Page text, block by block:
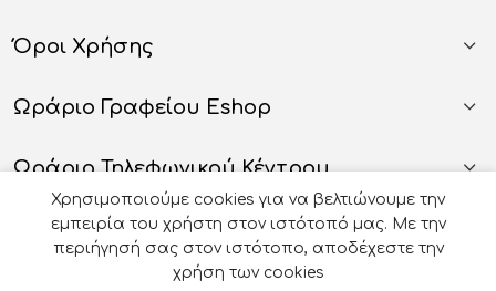
Όροι Χρήσης
Ωράριο Γραφείου Eshop
Ωράριο Τηλεφωνικού Κέντρου
Χρησιμοποιούμε cookies για να βελτιώνουμε την
εμπειρία του χρήστη στον ιστότοπό μας. Με την
περιήγησή σας στον ιστότοπο, αποδέχεστε την
χρήση των cookies